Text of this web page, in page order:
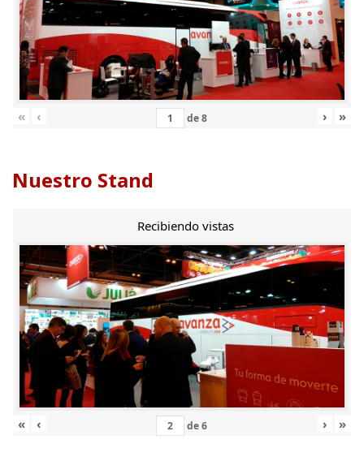
« ‹ de8 › »
Nuestro Stand
Recibiendo vistas
« ‹ de6 › »